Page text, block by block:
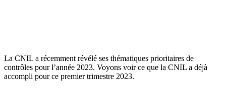
La CNIL a récemment révélé ses thématiques prioritaires de
contrôles pour l’année 2023. Voyons voir ce que la CNIL a déjà
accompli pour ce premier trimestre 2023.